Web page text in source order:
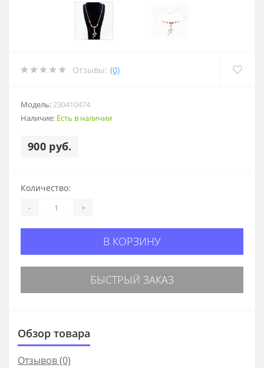
Отзывы: (0)
Модель:230410474
Наличие: Есть в наличии
900 руб.
Количество:
- +
В КОРЗИНУ
БЫСТРЫЙ ЗАКАЗ
Обзор товара
Отзывов (0)